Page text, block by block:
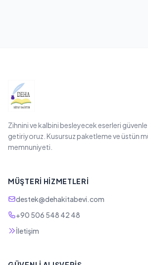
Zihnini ve kalbini besleyecek eserleri güvenle
getiriyoruz. Kusursuz paketleme ve üstün
memnuniyeti.
MÜŞTERI HIZMETLERI
destek@dehakitabevi.com
+90 506 548 42 48
İletişim